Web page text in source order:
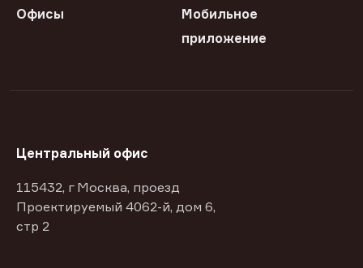
Офисы
Мобильное
приложение
Центральный офис
115432, г Москва, проезд
Проектируемый 4062-й, дом 6,
стр 2